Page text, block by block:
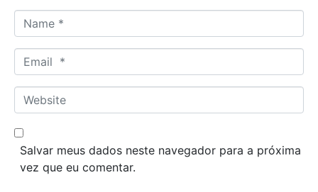
a
m
*
m
a
*
W
e
b
Salvar meus dados neste navegador para a próxima
vez que eu comentar.